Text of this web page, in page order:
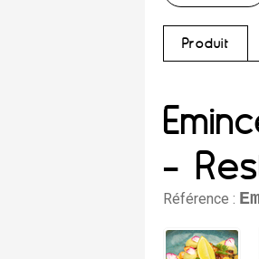
Produit
-
Référence :